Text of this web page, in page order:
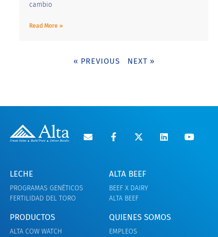
cambio
Read More »
« PREVIOUS NEXT »
LECHE
PROGRAMAS GENÉTICOS
FERTILIDAD DEL TORO
ALTA BEEF
BEEF X DAIRY
ALTA BEEF
PRODUCTOS
ALTA COW WATCH
QUIENES SOMOS
EMPLEOS